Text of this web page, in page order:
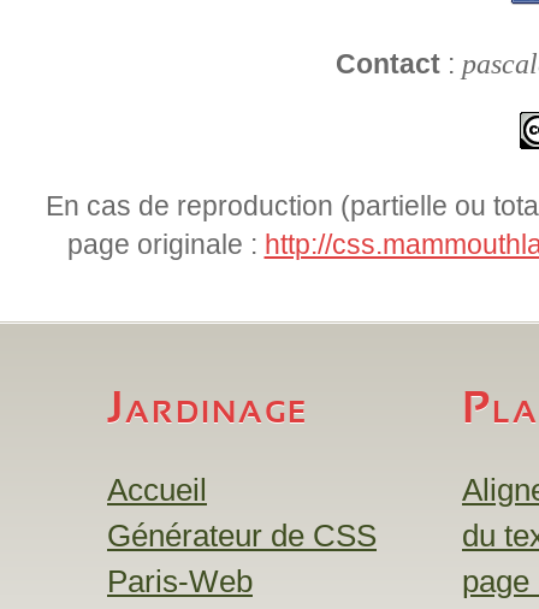
Contact:
En cas de reproduction (partielle ou
page originale : http://
Jardinage
Accueil
Générateur de CSS
Paris-Web
du
page